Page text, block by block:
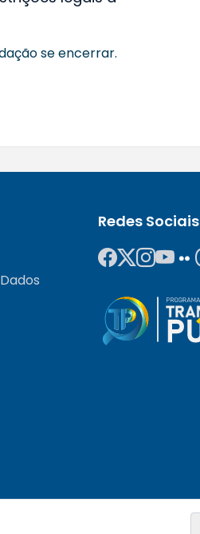
se encerrar.
Redes Sociais